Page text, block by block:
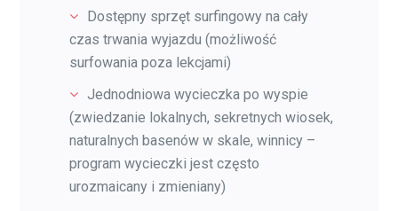
Dostępny sprzęt surfingowy na cały
czas trwania wyjazdu (możliwość
surfowania poza lekcjami)
Jednodniowa wycieczka po wyspie
(zwiedzanie lokalnych, sekretnych wiosek,
naturalnych basenów w skale, winnicy –
program wycieczki jest często
urozmaicany i zmieniany)